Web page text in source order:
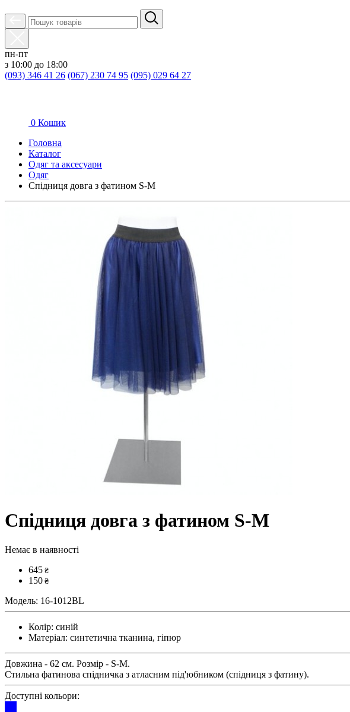
пн-пт
з 10:00 до 18:00
(093) 346 41 26 (067) 230 74 95 (095) 029 64 27
0 Кошик
Головна
Каталог
Oдяг та аксесуари
Одяг
Спідниця довга з фатином S-M
Спідниця довга з фатином S-M
Немає в наявності
645 ₴
150 ₴
Модель: 16-1012BL
Колір: синій
Матеріал: синтетична тканина, гіпюр
Довжина - 62 см. Розмір - S-M.
Стильна фатинова спідничка з атласним під'юбником (спідниця з фатину).
Доступні кольори: